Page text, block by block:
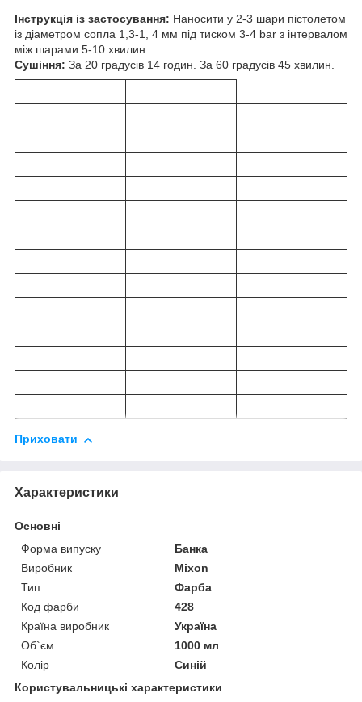
Інструкція із застосування: Наносити у 2-3 шари пістолетом
із діаметром сопла 1,3-1, 4 мм під тиском 3-4 bar з інтервалом
між шарами 5-10 хвилин.
Сушіння: За 20 градусів 14 годин. За 60 градусів 45 хвилин.
Приховати
Характеристики
Основні
Форма випуску
Банка
Виробник
Mixon
Тип
Фарба
Код фарби
428
Країна виробник
Україна
Об`єм
1000 мл
Колір
Синій
Користувальницькі характеристики